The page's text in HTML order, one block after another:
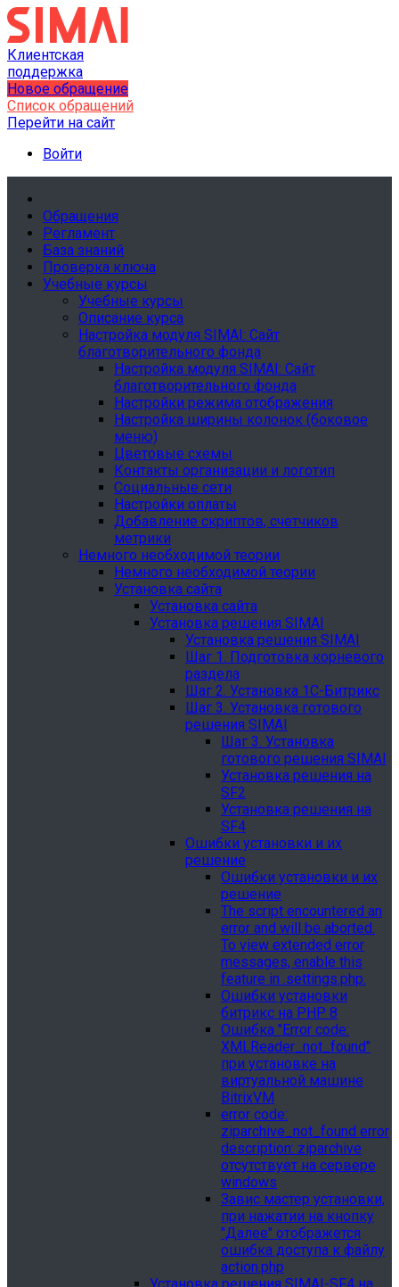
Клиентская
поддержка
Новое обращение
Список обращений
Перейти на сайт
Войти
Обращения
Регламент
База знаний
Проверка ключа
Учебные курсы
Учебные курсы
Описание курса
Настройка модуля SIMAI: Сайт
благотворительного фонда
Настройка модуля SIMAI: Сайт
благотворительного фонда
Настройки режима отображения
Настройка ширины колонок (боковое
меню)
Цветовые схемы
Контакты организации и логотип
Социальные сети
Настройки оплаты
Добавление скриптов, счетчиков
метрики
Немного необходимой теории
Немного необходимой теории
Установка сайта
Установка сайта
Установка решения SIMAI
Установка решения SIMAI
Шаг 1. Подготовка корневого
раздела
Шаг 2. Установка 1С-Битрикс
Шаг 3. Установка готового
решения SIMAI
Шаг 3. Установка
готового решения SIMAI
Установка решения на
SF2
Установка решения на
SF4
Ошибки установки и их
решение
Ошибки установки и их
решение
The script encountered an
error and will be aborted.
To view extended error
messages, enable this
feature in .settings.php.
Ошибки установки
битрикс на PHP 8
Ошибка "Error сode:
XMLReader_not_found"
при установке на
виртуальной машине
BitrixVM
error сode:
ziparchive_not_found error
description: ziparchive
отсутствует на сервере
windows
Завис мастер установки,
при нажатии на кнопку
"Далее" отображется
ошибка доступа к файлу
action.php